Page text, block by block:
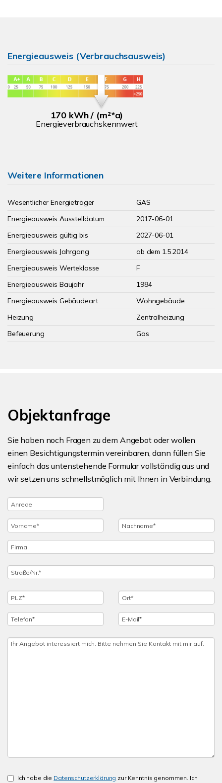
Energieausweis (Verbrauchsausweis)
170 kWh / (m²*a)
Energieverbrauchskennwert
Weitere Informationen
Wesentlicher Energieträger
GAS
Energieausweis Ausstelldatum
2017-06-01
Energieausweis gültig bis
2027-06-01
Energieausweis Jahrgang
ab dem 1.5.2014
Energieausweis Werteklasse
F
Energieausweis Baujahr
1984
Energieausweis Gebäudeart
Wohngebäude
Heizung
Zentralheizung
Befeuerung
Gas
Objektanfrage
Sie haben noch Fragen zu dem Angebot oder wollen
einen Besichtigungstermin vereinbaren, dann füllen Sie
einfach das untenstehende Formular vollständig aus und
wir setzen uns schnellstmöglich mit Ihnen in Verbindung.
Ich habe die Datenschutzerklärung zur Kenntnis genommen. Ich